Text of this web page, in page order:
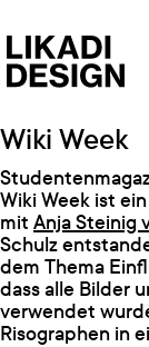
Wiki Week
Wiki Week ist
mit Anja Steinig
Schulz
dem Thema
dass alle Bilder
verwendet
Risographen in